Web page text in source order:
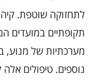
לתחזוקה שוטפת.
תקופתיים במועדים
מערכתיות של מנוע,
נוספים. טיפולים